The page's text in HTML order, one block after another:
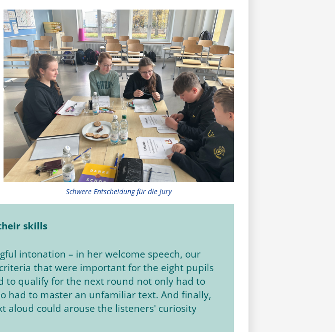
Schwere Entscheidung für die Jury
skills
intonation – in her welcome speech, our
that were important for the eight pupils
to qualify for the next round not only had to
had to master an unfamiliar text. And finally,
aloud could arouse the listeners' curiosity